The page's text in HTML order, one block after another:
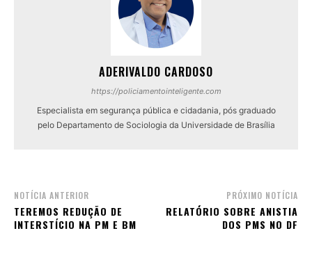
ADERIVALDO CARDOSO
https://policiamentointeligente.com
Especialista em segurança pública e cidadania, pós graduado
pelo Departamento de Sociologia da Universidade de Brasília
NOTÍCIA ANTERIOR
TEREMOS REDUÇÃO DE
INTERSTÍCIO NA PM E BM
PRÓXIMO NOTÍCIA
RELATÓRIO SOBRE ANISTIA
DOS PMS NO DF